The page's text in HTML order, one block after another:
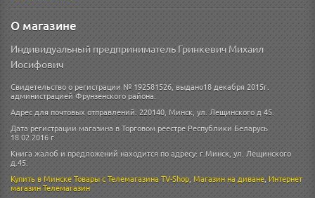
О магазине
Индивидуальный предприниматель Гринкевич Михаил
Иосифович
Свидетельство о регистрации № 192581526, выдано18 декабря 2015г.
администрацией Фрунзенского района.
Адрес для почтовых отправлений: 220140, Минск, ул. Лещинского д 45.
Дата регистрации магазина в Торговом реестре Республики Беларусь
18.02.2016 г
Книга жалоб и предложений находится по адресу: г.Минск, ул. Лещинского
д.45.
Купить в МинскеТовары с Телемагазина TV-Shop,Магазин на диване,Интернет
магазинТелемагазин